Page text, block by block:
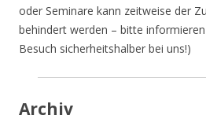
oder Seminare kann zeitweise der
behindert werden – bitte
Besuch sicherheitshalber bei uns!)
Archiv